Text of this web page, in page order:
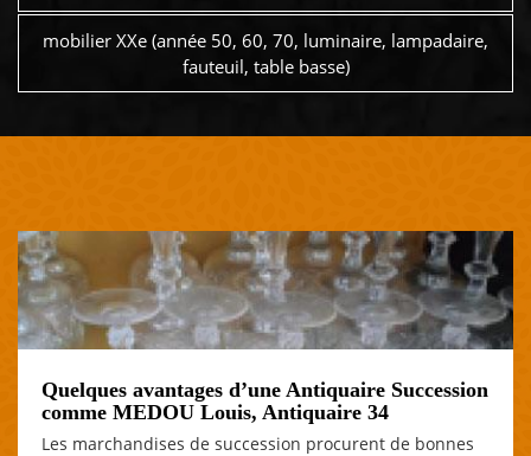
mobilier XXe (année 50, 60, 70, luminaire, lampadaire,
fauteuil, table basse)
Quelques avantages d’une Antiquaire Succession
comme MEDOU Louis, Antiquaire 34
Les marchandises de succession procurent de bonnes